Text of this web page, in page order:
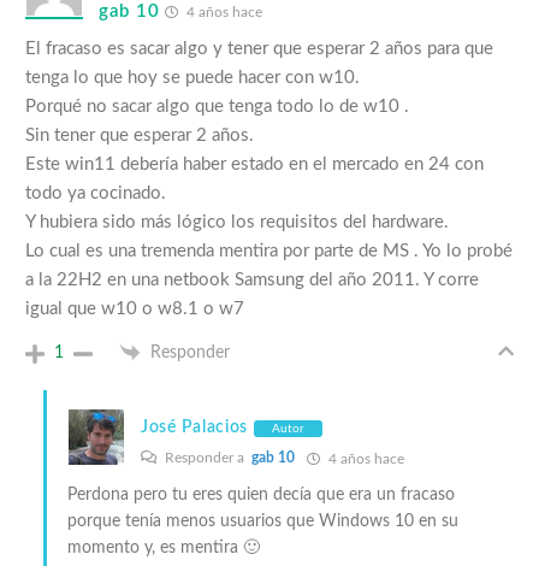
gab 10 4 años hace
El fracaso es sacar algo y tener que esperar 2 años para que
tenga lo que hoy se puede hacer con w10.
Porqué no sacar algo que tenga todo lo de w10 .
Sin tener que esperar 2 años.
Este win11 debería haber estado en el mercado en 24 con
todo ya cocinado.
Y hubiera sido más lógico los requisitos del hardware.
Lo cual es una tremenda mentira por parte de MS . Yo lo probé
a la 22H2 en una netbook Samsung del año 2011. Y corre
igual que w10 o w8.1 o w7
1 Responder
José Palacios Autor
Responder a gab 10 4 años hace
Perdona pero tu eres quien decía que era un fracaso
porque tenía menos usuarios que Windows 10 en su
momento y, es mentira 🙂